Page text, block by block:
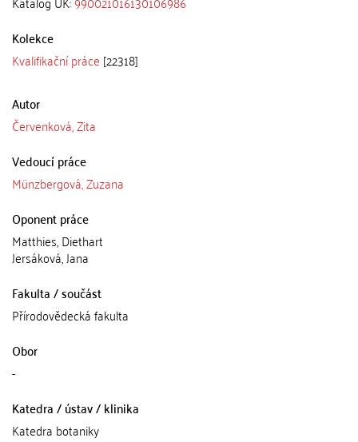
Kolekce
Kvalifikační práce [22318]
Autor
Červenková, Zita
Vedoucí práce
Münzbergová, Zuzana
Oponent práce
Matthies, Diethart
Jersáková, Jana
Fakulta / součást
Přírodovědecká fakulta
Obor
-
Katedra / ústav / klinika
Katedra botaniky